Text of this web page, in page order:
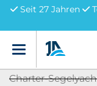
Seit 27 Jahren
Menü
Charter-